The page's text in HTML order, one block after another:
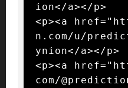
ion</a></p>
<p><a
n.com/u/
ynion</a></p>
<p><a
com/